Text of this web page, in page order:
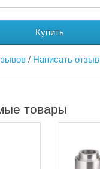
Купить
/ Написать отзыв
товары